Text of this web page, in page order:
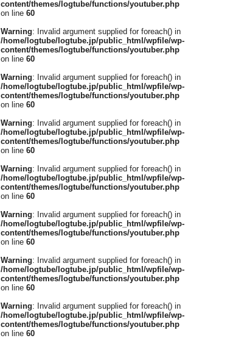
content/themes/logtube/functions/youtuber.php
on line 60
Warning: Invalid argument supplied for foreach() in
/home/logtube/logtube.jp/public_html/wpfile/wp-
content/themes/logtube/functions/youtuber.php
on line 60
Warning: Invalid argument supplied for foreach() in
/home/logtube/logtube.jp/public_html/wpfile/wp-
content/themes/logtube/functions/youtuber.php
on line 60
Warning: Invalid argument supplied for foreach() in
/home/logtube/logtube.jp/public_html/wpfile/wp-
content/themes/logtube/functions/youtuber.php
on line 60
Warning: Invalid argument supplied for foreach() in
/home/logtube/logtube.jp/public_html/wpfile/wp-
content/themes/logtube/functions/youtuber.php
on line 60
Warning: Invalid argument supplied for foreach() in
/home/logtube/logtube.jp/public_html/wpfile/wp-
content/themes/logtube/functions/youtuber.php
on line 60
Warning: Invalid argument supplied for foreach() in
/home/logtube/logtube.jp/public_html/wpfile/wp-
content/themes/logtube/functions/youtuber.php
on line 60
Warning: Invalid argument supplied for foreach() in
/home/logtube/logtube.jp/public_html/wpfile/wp-
content/themes/logtube/functions/youtuber.php
on line 60